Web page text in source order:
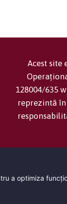
Acest site
128004/635
reprezintă
a optimiza